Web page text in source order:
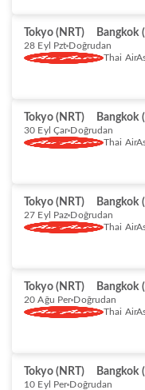
Tokyo (NRT) Bangkok
28 Eyl Pzt Doğrudan
Thai
Tokyo (NRT) Bangkok
30 Eyl Çar Doğrudan
Thai
Tokyo (NRT) Bangkok
27 Eyl Paz Doğrudan
Thai
Tokyo (NRT) Bangkok
20 Ağu Per Doğrudan
Thai
Tokyo (NRT) Bangkok
10 Eyl Per Doğrudan